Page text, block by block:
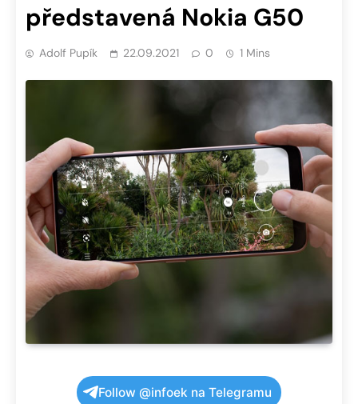
představená Nokia G50
Adolf Pupík 22.09.2021 0 1 Mins
Follow @infoek na Telegramu